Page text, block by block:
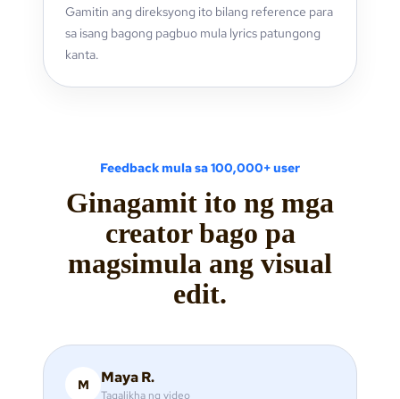
Gamitin ang direksyong ito bilang reference para
sa isang bagong pagbuo mula lyrics patungong
kanta.
Feedback mula sa 100,000+ user
Ginagamit ito ng mga
creator bago pa
magsimula ang visual
edit.
M Maya R.
Tagalikha ng video